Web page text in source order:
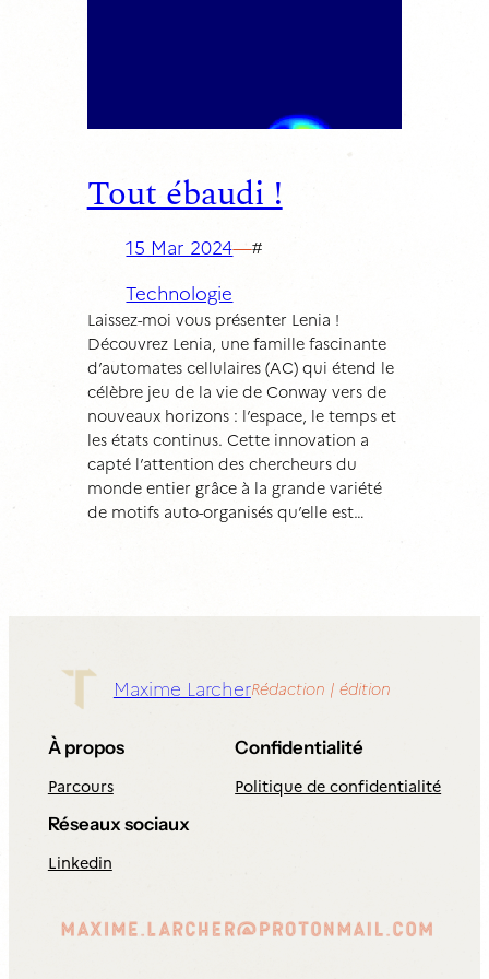
Tout ébaudi !
15 Mar 2024—#
Technologie
Laissez-moi vous présenter Lenia !
Découvrez Lenia, une famille fascinante
d’automates cellulaires (AC) qui étend le
célèbre jeu de la vie de Conway vers de
nouveaux horizons : l’espace, le temps et
les états continus. Cette innovation a
capté l’attention des chercheurs du
monde entier grâce à la grande variété
de motifs auto-organisés qu’elle est…
Maxime LarcherRédaction | édition
À propos
Parcours
Confidentialité
Politique de confidentialité
Réseaux sociaux
Linkedin